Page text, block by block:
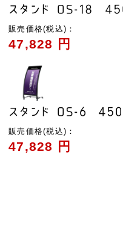
スタンド OS-18
販売価格(税込)：
47,828 円
スタンド OS-6
販売価格(税込)：
47,828 円